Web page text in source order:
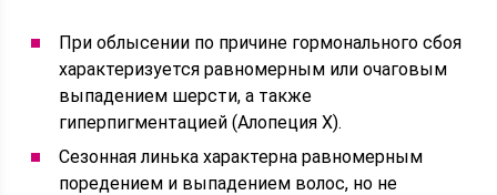
При облысении по причине гормонального сбоя
характеризуется равномерным или очаговым
выпадением шерсти, а также
гиперпигментацией (Алопеция Х).
Сезонная линька характерна равномерным
поредением и выпадением волос, но не